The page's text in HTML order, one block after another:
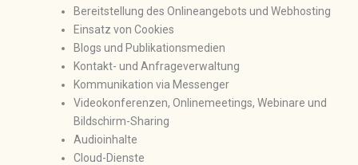
Bereitstellung des Onlineangebots und Webhosting
Einsatz von Cookies
Blogs und Publikationsmedien
Kontakt- und Anfrageverwaltung
Kommunikation via Messenger
Videokonferenzen, Onlinemeetings, Webinare und
Bildschirm-Sharing
Audioinhalte
Cloud-Dienste